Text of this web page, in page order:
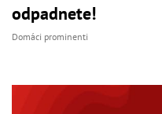
odpadnete!
Domáci prominenti